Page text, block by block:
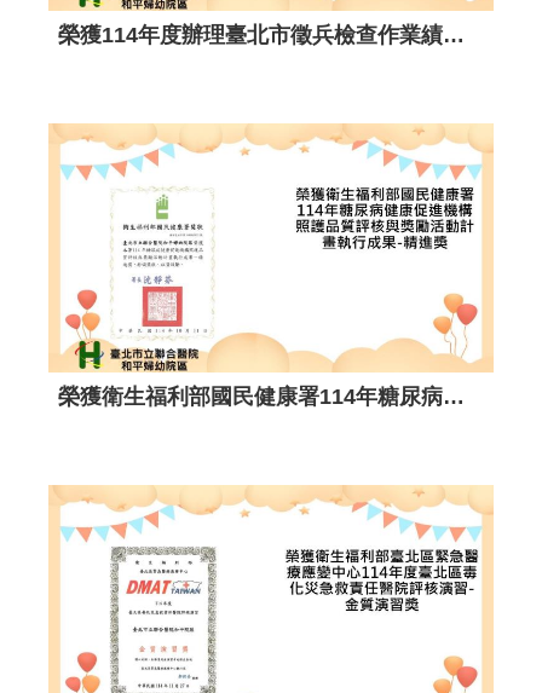
榮獲 114年度辦理臺北市 徵兵檢查作業 績優醫事人員。
榮獲衛生福利部國民健康署114年糖尿病健康促進機構照護品質評核與獎勵活動計畫執行成果-精進獎。